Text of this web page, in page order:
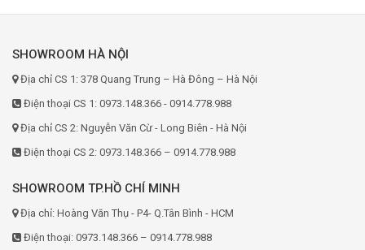
SHOWROOM HÀ NỘI
Địa chỉ CS 1: 378 Quang Trung – Hà Đông – Hà Nội
Điện thoại CS 1: 0973.148.366 - 0914.778.988
Địa chỉ CS 2: Nguyễn Văn Cừ - Long Biên - Hà Nội
Điện thoại CS 2: 0973.148.366 – 0914.778.988
SHOWROOM TP.HỒ CHÍ MINH
Địa chỉ: Hoàng Văn Thụ - P4- Q.Tân Bình - HCM
Điện thoại: 0973.148.366 – 0914.778.988